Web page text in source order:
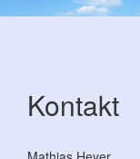
Kontakt